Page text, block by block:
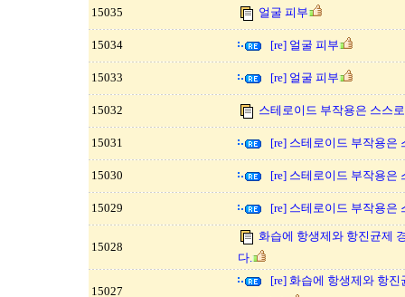
15035 얼굴 피부
15034 [re] 얼굴 피부
15033 [re] 얼굴 피부
15032 스테로이드 부작용은 스스
15031 [re] 스테로이드 부작용은
15030 [re] 스테로이드 부작용은
15029 [re] 스테로이드 부작용은
15028
화습에 항생제와 항진균제
다.
15027
[re] 화습에 항생제와 항